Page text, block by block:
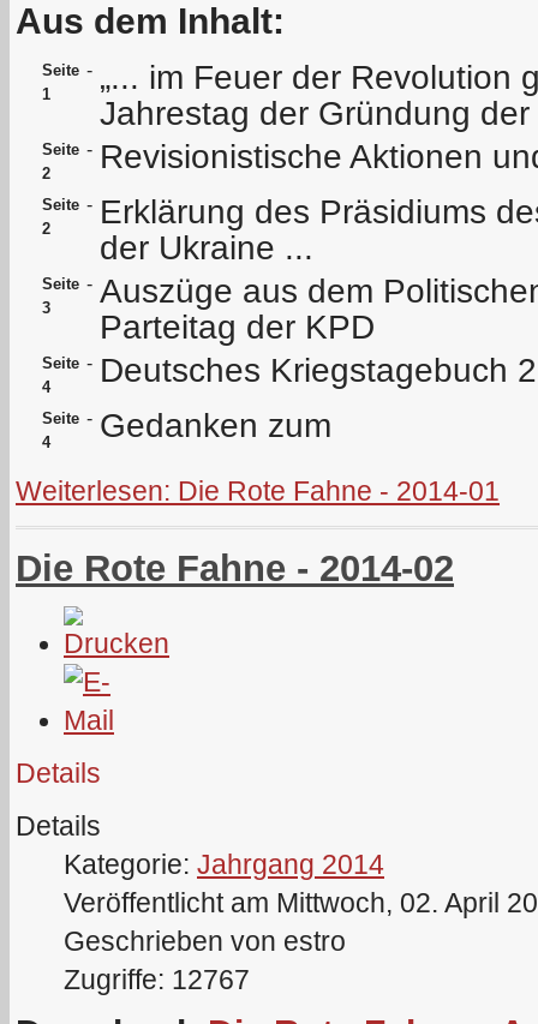
Aus dem Inhalt:
Seite
1
- „... im Feuer der Revolution
Jahrestag der Gründung der
Seite
2
- Revisionistische Aktionen
Seite
2
- Erklärung des Präsidiums
der Ukraine ...
Seite
3
- Auszüge aus dem
Parteitag der KPD
Seite
4
- Deutsches Kriegstagebuch
Seite
4
- Gedanken zum
Weiterlesen: Die Rote Fahne - 2014-01
Die Rote Fahne - 2014-02
Details
Details
Kategorie: Jahrgang 2014
Veröffentlicht am Mittwoch, 02. April
Geschrieben von estro
Zugriffe: 12767